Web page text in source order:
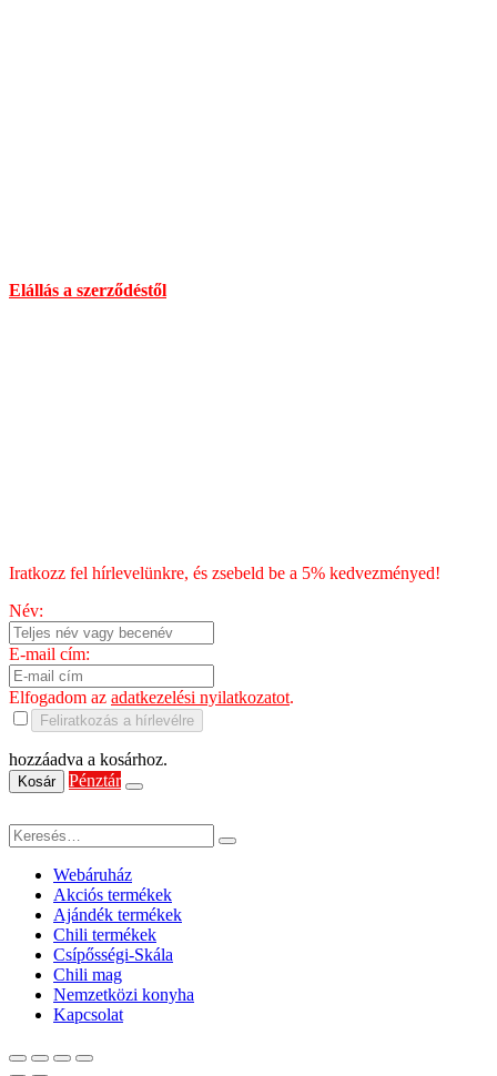
Elállás a szerződéstől
Iratkozz fel hírlevelünkre, és zsebeld be a 5% kedvezményed!
Név:
E-mail cím:
Elfogadom az adatkezelési nyilatkozatot.
Feliratkozás a hírlevélre
hozzáadva a kosárhoz.
Kosár Pénztár
Webáruház
Akciós termékek
Ajándék termékek
Chili termékek
Csípősségi-Skála
Chili mag
Nemzetközi konyha
Kapcsolat